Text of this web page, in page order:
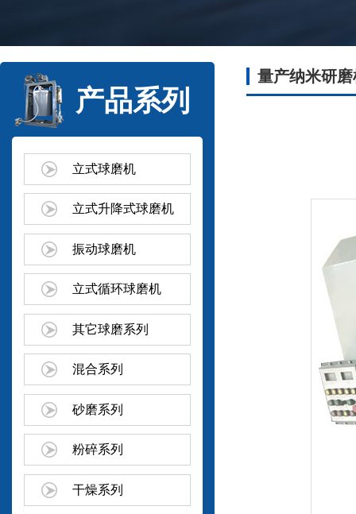
产品系列
立式球磨机
立式升降式球磨机
振动球磨机
立式循环球磨机
其它球磨系列
混合系列
砂磨系列
粉碎系列
干燥系列
量产纳米研磨